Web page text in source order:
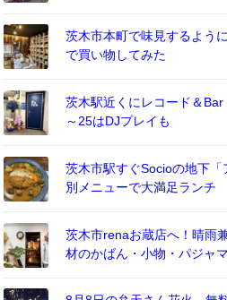
茨木市本町で味見するよう
で買い物してみた
茨木駅近くにレコード＆
～25はDJプレイも
茨木市駅すぐSocioの地下
別メニューで大満足ランチ
茨木市renaお蔵店へ！晴雨
材のかばん・小物・パジャ